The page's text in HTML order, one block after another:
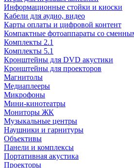
Информационные стойки и киоски
Кабели для аудио, видео
Карты оплаты и цифровой контент
Компактные фотоаппараты со
Комплекты 2.1
Комплекты 5.1
Кронштейны для DVD акустики
Кронштейны для проекторов
Магнитолы
Медиаплееры
Микрофоны
Мини-кинотеатры
Мониторы ЖК
Музыкальные центры
Наушники и гарнитуры
Объективы
Панели и комплексы
Портативная акустика
Проекторы